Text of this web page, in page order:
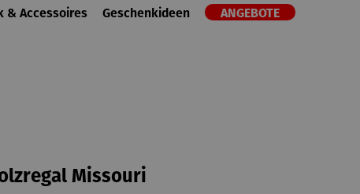
& Accessoires Geschenkideen ANGEBOTE
Missouri